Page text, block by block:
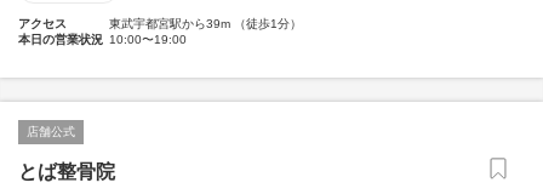
アクセス
東武宇都宮駅から39m （徒歩1分）
本日の営業状況 10:00〜19:00
店舗公式
とば整骨院